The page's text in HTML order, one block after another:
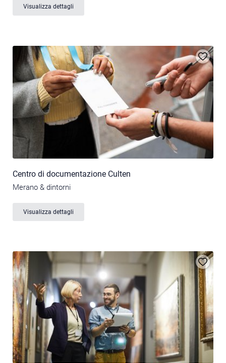
Visualizza dettagli
Centro di documentazione Culten
Merano & dintorni
Visualizza dettagli